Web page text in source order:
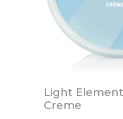
Light
Creme